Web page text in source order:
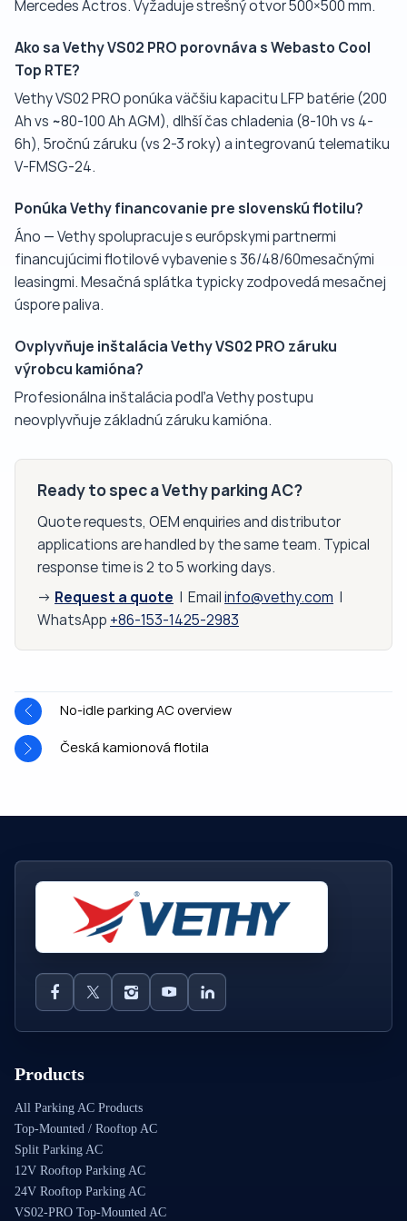
Mercedes Actros. Vyžaduje strešný otvor 500×500 mm.
Ako sa Vethy VS02 PRO porovnáva s Webasto Cool
Top RTE?
Vethy VS02 PRO ponúka väčšiu kapacitu LFP batérie (200
Ah vs ~80-100 Ah AGM), dlhší čas chladenia (8-10h vs 4-
6h), 5ročnú záruku (vs 2-3 roky) a integrovanú telematiku
V-FMSG-24.
Ponúka Vethy financovanie pre slovenskú flotilu?
Áno — Vethy spolupracuje s európskymi partnermi
financujúcimi flotilové vybavenie s 36/48/60mesačnými
leasingmi. Mesačná splátka typicky zodpovedá mesačnej
úspore paliva.
Ovplyvňuje inštalácia Vethy VS02 PRO záruku
výrobcu kamióna?
Profesionálna inštalácia podľa Vethy postupu
neovplyvňuje základnú záruku kamióna.
Ready to spec a Vethy parking AC?
Quote requests, OEM enquiries and distributor
applications are handled by the same team. Typical
response time is 2 to 5 working days.
→ Request a quote | Email info@vethy.com |
WhatsApp +86-153-1425-2983
No-idle parking AC overview
Česká kamionová flotila
Products
All Parking AC Products
Top-Mounted / Rooftop AC
Split Parking AC
12V Rooftop Parking AC
24V Rooftop Parking AC
VS02-PRO Top-Mounted AC